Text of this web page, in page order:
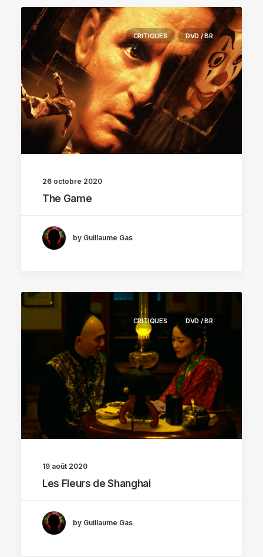
CRITIQUES DVD / BR
26 octobre 2020
The Game
by Guillaume Gas
CRITIQUES DVD / BR
19 août 2020
Les Fleurs de Shanghai
by Guillaume Gas